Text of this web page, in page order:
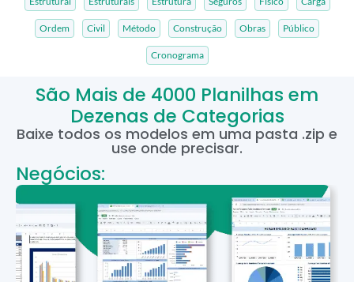
Ordem Civil Método Construção Obras Público
Cronograma
São Mais de 4000 Planilhas em
Dezenas de Categorias
Baixe todos os modelos em uma pasta .zip e
use onde precisar.
Negócios: